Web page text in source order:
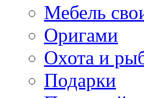
Мебель
Оригами
Охота и
Подарки